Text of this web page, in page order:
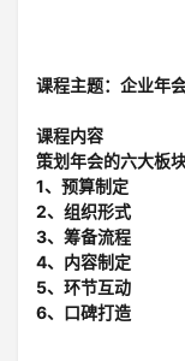
课程主题：企业年
课程内容
策划年会的六大板
1、预算制定
2、组织形式
3、筹备流程
4、内容制定
5、环节互动
6、口碑打造